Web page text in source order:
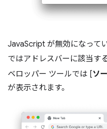
JavaScript が無効になって
ではアドレスバーに該当す
ベロッパー ツールでは [ソ
が表示されます。